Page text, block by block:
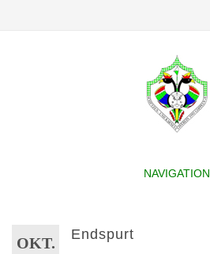
NAVIGATION
OKT. Endspurt